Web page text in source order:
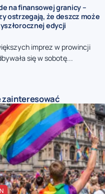
na finansowej granicy –
ostrzegają, że deszcz może
edycji
imprez w prowincji
się w sobotę...
zainteresować